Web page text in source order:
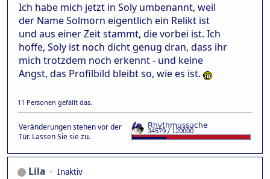
Ich habe mich jetzt in Soly umbenannt, weil
der Name Solmorn eigentlich ein Relikt ist
und aus einer Zeit stammt, die vorbei ist. Ich
hoffe, Soly ist noch dicht genug dran, dass ihr
mich trotzdem noch erkennt - und keine
Angst, das Profilbild bleibt so, wie es ist.
11 Personen gefällt das.
Veränderungen stehen vor der
Tür. Lassen Sie sie zu.
Lila
Inaktiv